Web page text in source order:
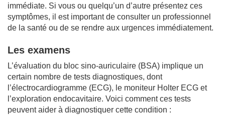
immédiate. Si vous ou quelqu’un d’autre présentez ces
symptômes, il est important de consulter un professionnel
de la santé ou de se rendre aux urgences immédiatement.
Les examens
L’évaluation du bloc sino-auriculaire (BSA) implique un
certain nombre de tests diagnostiques, dont
l’électrocardiogramme (ECG), le moniteur Holter ECG et
l’exploration endocavitaire. Voici comment ces tests
peuvent aider à diagnostiquer cette condition :